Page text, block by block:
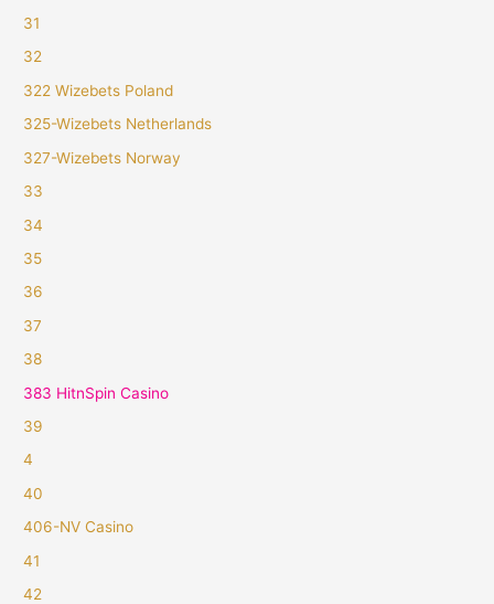
31
32
322 Wizebets Poland
325-Wizebets Netherlands
327-Wizebets Norway
33
34
35
36
37
38
383 HitnSpin Casino
39
4
40
406-NV Casino
41
42